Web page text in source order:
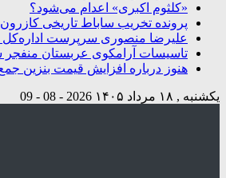
«کلثوم اکبری» اعدام می‌شود؟
پرونده تخریب ساباط تاریخی
علیرضا منصوری سرپرست اداره‌کل
تاسیسات آرامکوی عربستان منفجر
هنوز درباره افزایش قیمت بنزین
یکشنبه , ۱۸ مرداد ۱۴۰۵ 2026 - 08 - 09